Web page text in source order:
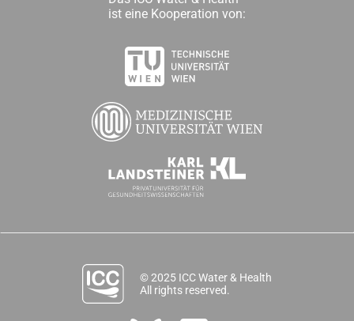
ist eine Kooperation von:
© 2025 ICC Water & Health
All rights reserved.